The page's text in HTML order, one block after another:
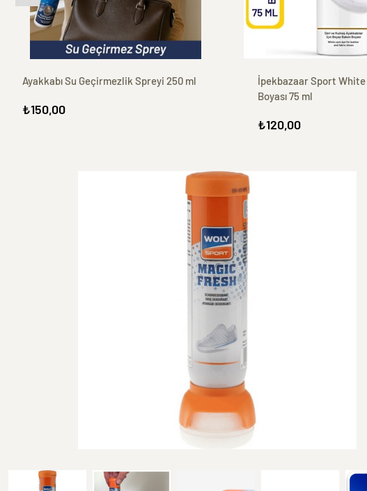
Ayakkabı Su Geçirmezlik Spreyi 250 ml
₺150,00
İpekbazaar Sport White
Boyası 75 ml
₺120,00